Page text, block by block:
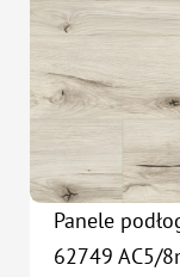
Panele
62749 AC5/